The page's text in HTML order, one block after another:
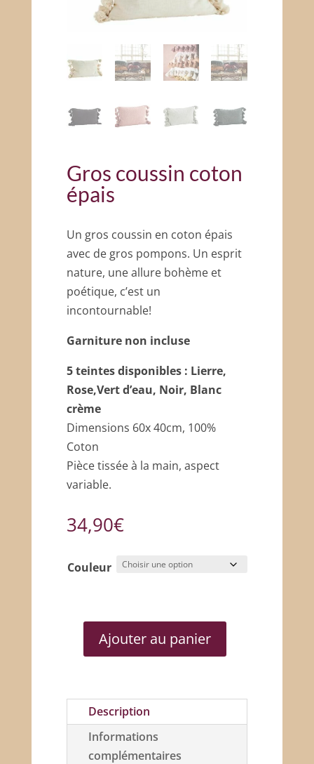
Gros coussin coton
épais
Un gros coussin en coton épais
avec de gros pompons. Un esprit
nature, une allure bohème et
poétique, c’est un
incontournable!
Garniture non incluse
5 teintes disponibles : Lierre,
Rose,Vert d’eau, Noir, Blanc
crème
Dimensions 60x 40cm, 100%
Coton
Pièce tissée à la main, aspect
variable.
34,90€
Couleur
quantité
coussin
coton
épais
Ajouter au panier
Description
Informations
complémentaires